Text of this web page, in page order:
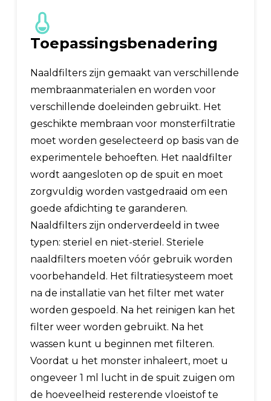
Toepassingsbenadering
Naaldfilters zijn gemaakt van verschillende
membraanmaterialen en worden voor
verschillende doeleinden gebruikt. Het
geschikte membraan voor monsterfiltratie
moet worden geselecteerd op basis van de
experimentele behoeften. Het naaldfilter
wordt aangesloten op de spuit en moet
zorgvuldig worden vastgedraaid om een ​​
goede afdichting te garanderen.
Naaldfilters zijn onderverdeeld in twee
typen: steriel en niet-steriel. Steriele
naaldfilters moeten vóór gebruik worden
voorbehandeld. Het filtratiesysteem moet
na de installatie van het filter met water
worden gespoeld. Na het reinigen kan het
filter weer worden gebruikt. Na het
wassen kunt u beginnen met filteren.
Voordat u het monster inhaleert, moet u
ongeveer 1 ml lucht in de spuit zuigen om
de hoeveelheid resterende vloeistof te